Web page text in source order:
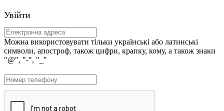
Увійти
Можна використовувати тільки українські або латинські
символи, апостроф, також цифри, крапку, кому, а також знаки
"@", "-", "_"